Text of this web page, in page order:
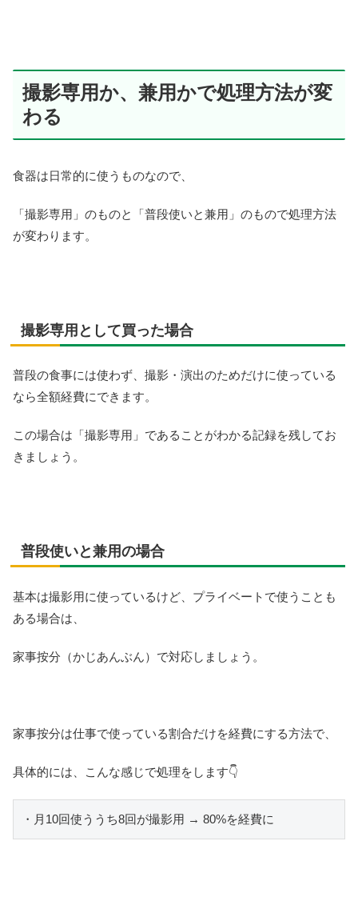
撮影専用か、兼用かで処理方法が変
わる
食器は日常的に使うものなので、
「撮影専用」のものと「普段使いと兼用」のもので処理方法
が変わります。
撮影専用として買った場合
普段の食事には使わず、撮影・演出のためだけに使っている
なら全額経費にできます。
この場合は「撮影専用」であることがわかる記録を残してお
きましょう。
普段使いと兼用の場合
基本は撮影用に使っているけど、プライベートで使うことも
ある場合は、
家事按分（かじあんぶん）で対応しましょう。
家事按分は仕事で使っている割合だけを経費にする方法で、
具体的には、こんな感じで処理をします👇
・月10回使ううち8回が撮影用 → 80%を経費に